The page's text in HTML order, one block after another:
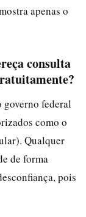
apenas o
consulta
federal
como o
Qualquer
de forma
pois